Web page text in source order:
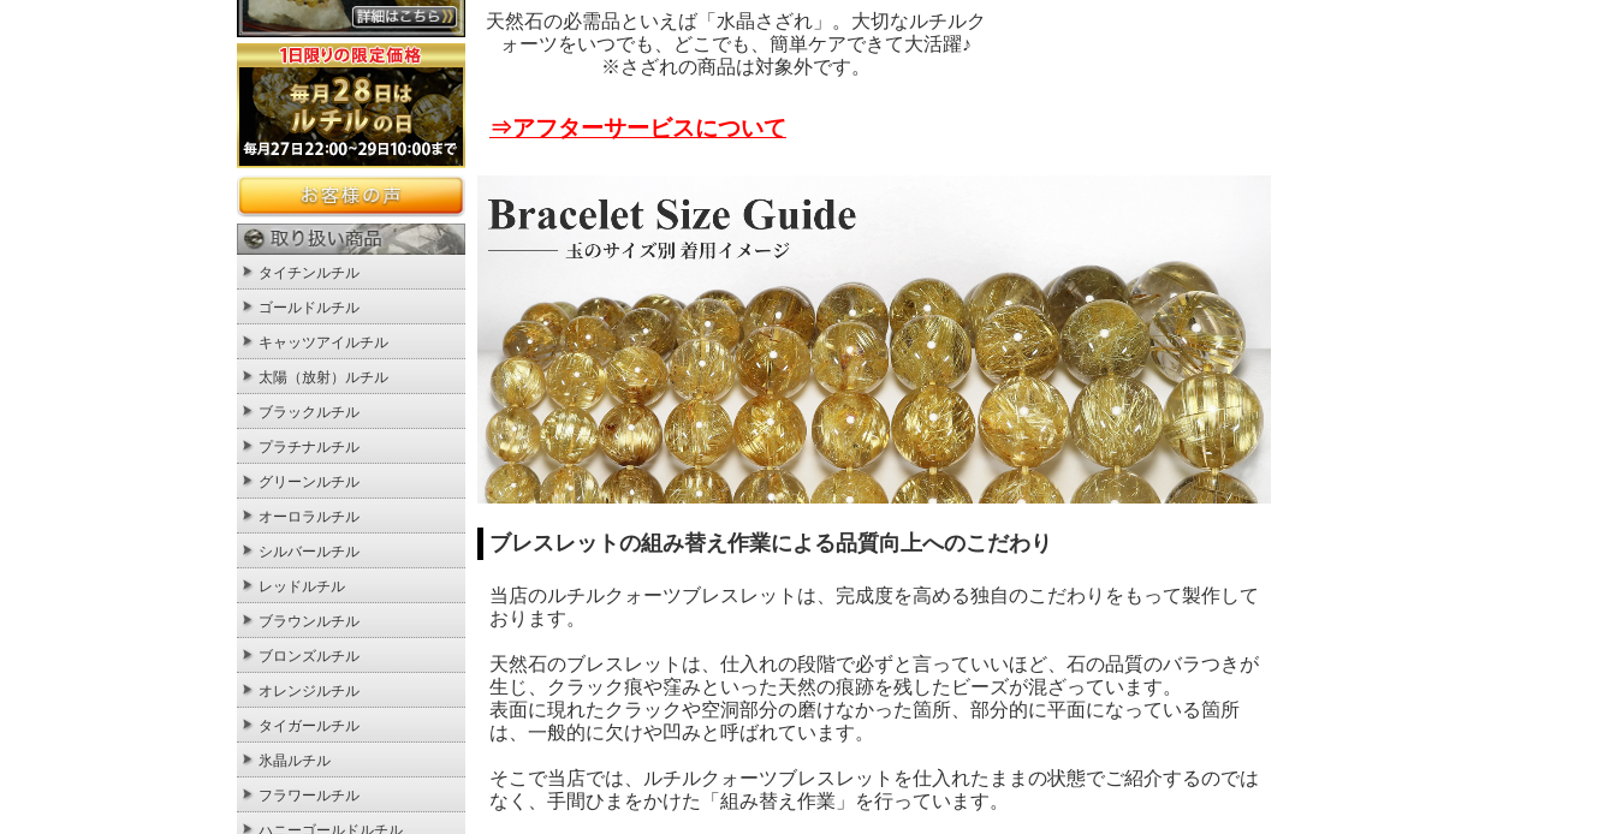
タイチンルチル
ゴールドルチル
キャッツアイルチル
太陽（放射）ルチル
ブラックルチル
プラチナルチル
グリーンルチル
オーロラルチル
シルバールチル
レッドルチル
ブラウンルチル
ブロンズルチル
オレンジルチル
タイガールチル
氷晶ルチル
フラワールチル
ハニーゴールドルチル
天然石の必需品といえば「水晶さざれ」。大切なルチルク
ォーツをいつでも、どこでも、簡単ケアできて大活躍♪
※さざれの商品は対象外です。
⇒アフターサービスについて
ブレスレットの組み替え作業による品質向上へのこだわり
当店のルチルクォーツブレスレットは、完成度を高める独自のこだわりをもって製作して
おります。
天然石のブレスレットは、仕入れの段階で必ずと言っていいほど、石の品質のバラつきが
生じ、クラック痕や窪みといった天然の痕跡を残したビーズが混ざっています。
表面に現れたクラックや空洞部分の磨けなかった箇所、部分的に平面になっている箇所
は、一般的に欠けや凹みと呼ばれています。
そこで当店では、ルチルクォーツブレスレットを仕入れたままの状態でご紹介するのでは
なく、手間ひまをかけた「組み替え作業」を行っています。